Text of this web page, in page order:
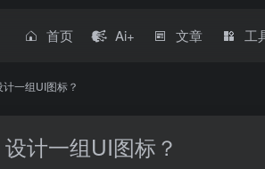
首页 Ai+ 文章 工
一组UI图标？
计一组UI图标？